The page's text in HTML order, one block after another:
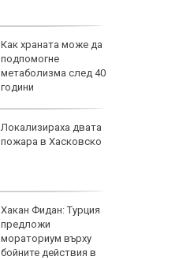
Как храната може да
подпомогне
метаболизма след 40
години
Локализираха двата
пожара в Хасковско
Хакан Фидан: Турция
предложи
мораториум върху
бойните действия в